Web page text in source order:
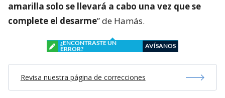
amarilla solo se llevará a cabo una vez que se
complete el desarme” de Hamás.
¿ENCONTRASTE UN
ERROR?
AVÍSANOS
Revisa nuestra página de correcciones